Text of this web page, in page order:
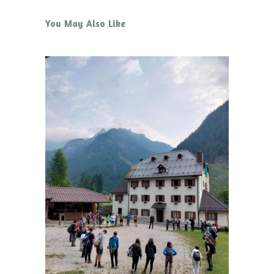
You May Also Like